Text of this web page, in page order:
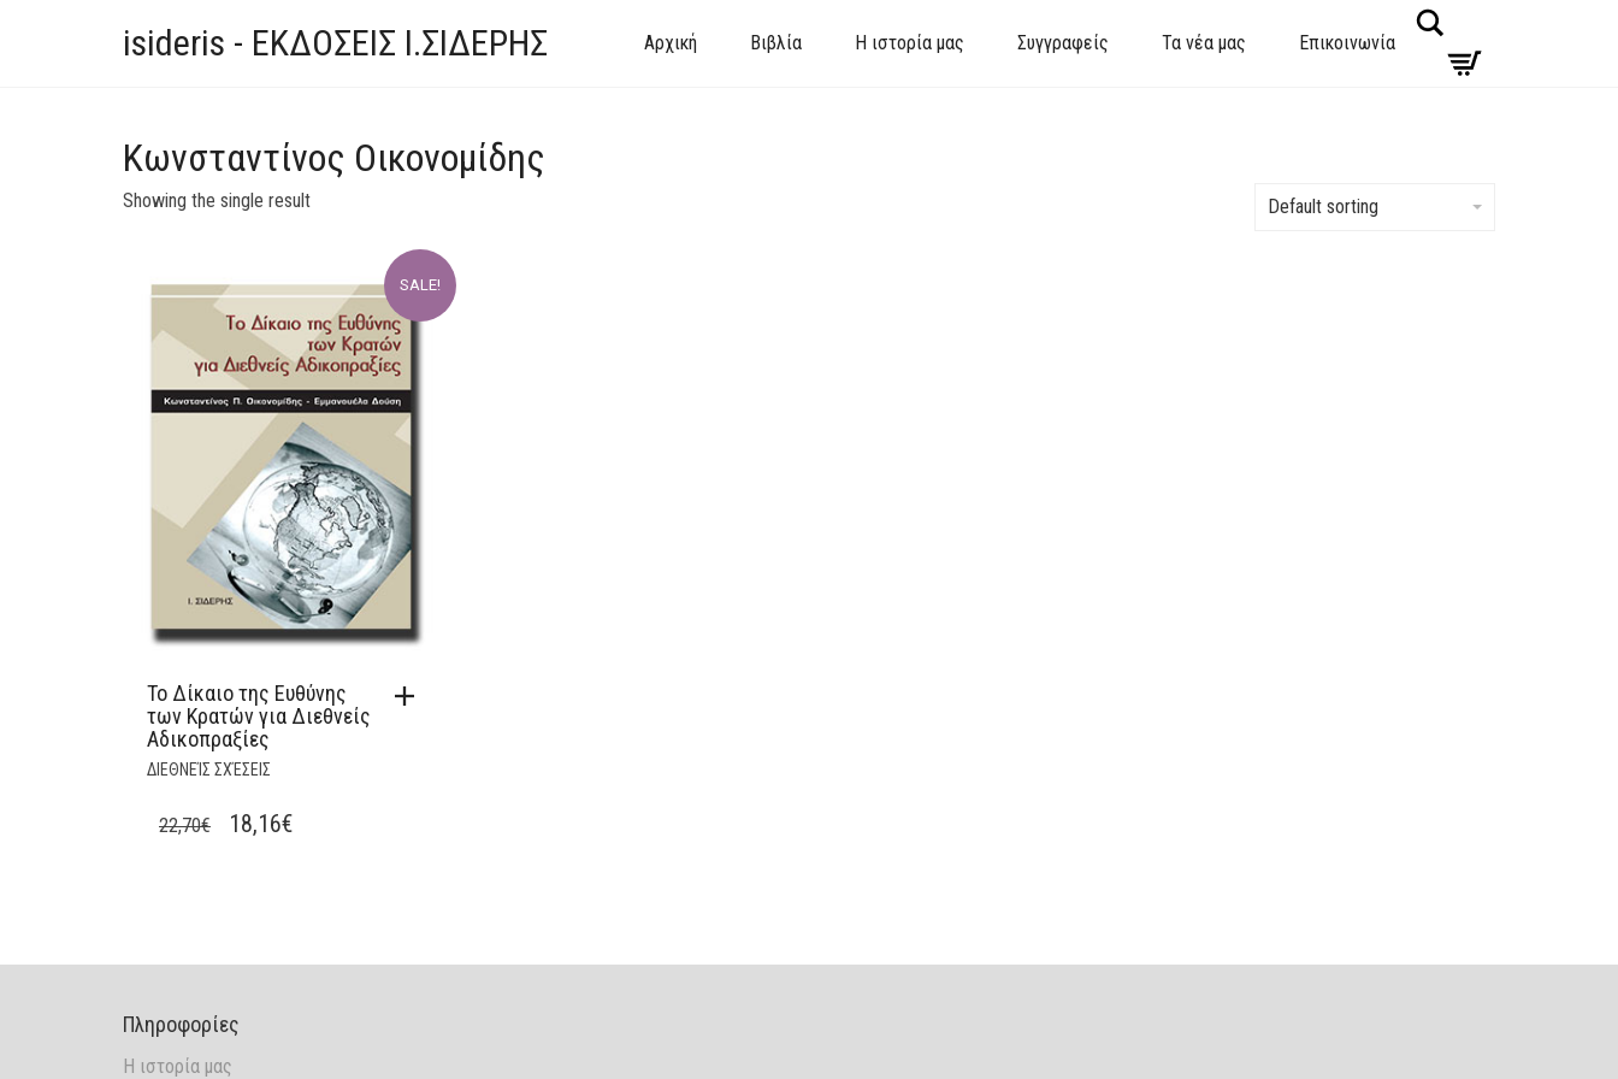
isideris - ΕΚΔΟΣΕΙΣ Ι.ΣΙΔΕΡΗΣ Αρχική Βιβλία Η ιστορία μας Συγγραφείς Τα νέα μας Επικοινωνία
Κωνσταντίνος Οικονομίδης
Showing the single result Default sorting
SALE!
Το Δίκαιο της Ευθύνης
των Κρατών για Διεθνείς
Αδικοπραξίες
ΔΙΕΘΝΕΊΣ ΣΧΈΣΕΙΣ
22,70€
ORIGINAL
18,16€CURRENT
Πληροφορίες
Η ιστορία μας